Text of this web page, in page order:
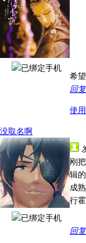
希
回复
使
没取名啊
刚
辑
成
行
回复